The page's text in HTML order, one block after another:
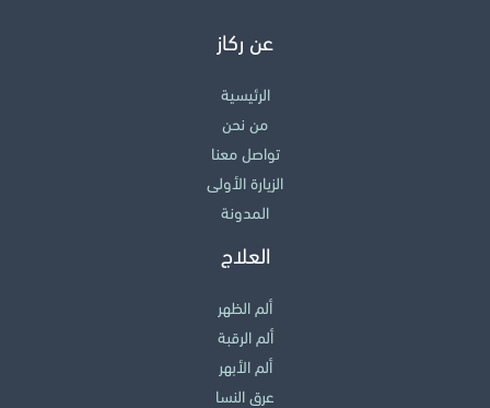
عن ركاز
الرئيسية
من نحن
تواصل معنا
الزيارة الأولى
المدونة
العلاج
ألم الظهر
ألم الرقبة
ألم الأبهر
عرق النسا